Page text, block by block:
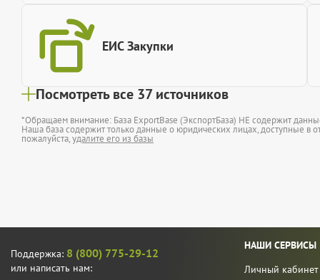
ЕИС Закупки
Посмотреть все 37 источников
*Обращаем внимание: База ExportBase (ЭкспортБаза) НЕ содержит
Наша база содержит только данные о юридических лицах, доступные в
пожалуйста,удалите его из базы
Поддержка: 8 (800) 775-29-12
или написать нам:
НАШИ СЕРВИСЫ
Личный кабинет